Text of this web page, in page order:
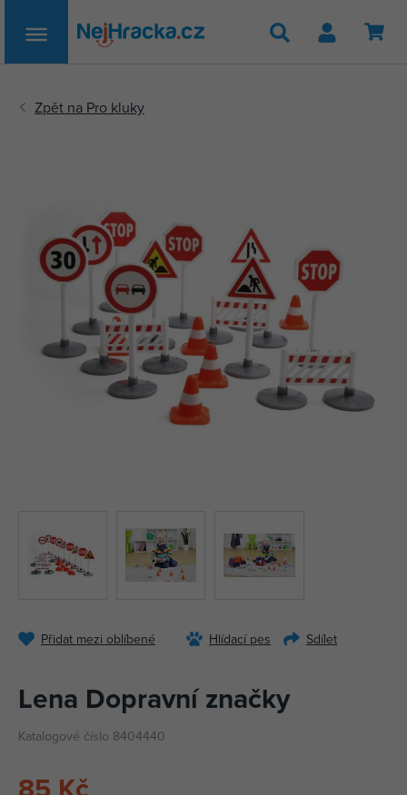
Hledat
Přidat mezi oblíbené Hlídací pes Sdílet
Lena Dopravní značky
Katalogové číslo 8404440